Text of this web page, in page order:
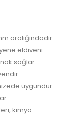
aralığındadır.
eldiveni.
sağlar.
uygundur.
kimya